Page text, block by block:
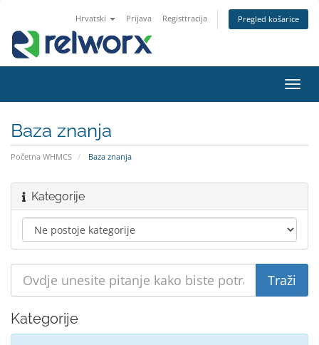
Hrvatski Prijava Registtracija Pregled košarice
Baza znanja
Početna WHMCS Baza znanja
Kategorije
Kategorije